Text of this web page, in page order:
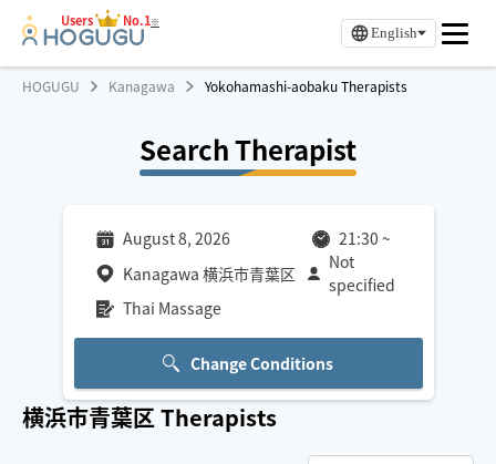
Users No.1※
English
HOGUGU Kanagawa Yokohamashi-aobaku Therapists
Search Therapist
August 8, 2026 21:30 ~
Kanagawa 横浜市青葉区
Not
specified
Thai Massage
Change Conditions
横浜市青葉区Therapists